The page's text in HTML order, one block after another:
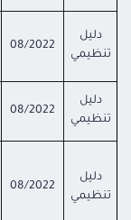
دليل
تنظيمي
08/2022
دليل
تنظيمي
08/2022
دليل
تنظيمي
08/2022